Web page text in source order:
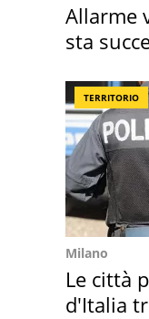
Allarme
sta
TERRITORIO
Milano
Le città
d'Italia